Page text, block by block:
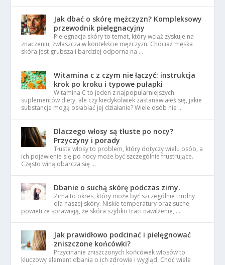
Jak dbać o skórę mężczyzn? Kompleksowy
przewodnik pielęgnacyjny
Pielęgnacja skóry to temat, który wciąż zyskuje na
znaczeniu, zwłaszcza w kontekście mężczyzn. Chociaż męska
skóra jest grubsza i bardziej odporna na …
Witamina c z czym nie łączyć: instrukcja
krok po kroku i typowe pułapki
Witamina C to jeden z najpopularniejszych
suplementów diety, ale czy kiedykolwiek zastanawiałeś się, jakie
substancje mogą osłabiać jej działanie? Wiele osób nie …
Dlaczego włosy są tłuste po nocy?
Przyczyny i porady
Tłuste włosy to problem, który dotyczy wielu osób, a
ich pojawienie się po nocy może być szczególnie frustrujące.
Często winą obarcza się …
Dbanie o suchą skórę podczas zimy.
Zima to okres, który może być szczególnie trudny
dla naszej skóry. Niskie temperatury oraz suche
powietrze sprawiają, że skóra szybko traci nawilżenie, …
Jak prawidłowo podcinać i pielęgnować
zniszczone końcówki?
Przycinanie zniszczonych końcówek włosów to
kluczowy element dbania o ich zdrowie i wygląd. Choć wiele